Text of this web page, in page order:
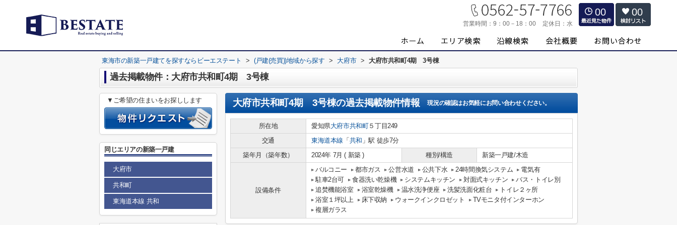
営業時間： 9：00－18：00 定休日： 水
00 00
東海市の新築一戸建てを探すならビーエステート > (戸建(売買))地域から探す > 大府市 > 大府市共和町4期 3号棟
過去掲載物件：大府市共和町4期 3号棟
大府市共和町4期 3号棟の過去掲載物件情報 現況の確認はお気軽にお問い合わせください。
所在地 愛知県大府市共和町５丁目249
交通
東海道本線 「 共和 」駅 徒歩7分
築年月（築年数）
2024年 7月 ( 新築 ) 種別/構造 新築一戸建/木造
設備条件
バルコニー 都市ガス 公営水道 公共下水 24時間換気システム
電気有
駐車2台可
食器洗い乾燥機 システムキッチン 対面式キッチン
バス・トイレ別
追焚機能浴室
浴室乾燥機 温水洗浄便座 洗髪洗面化粧台
トイレ２ヶ所
浴室１坪以上
床下収納 ウォークインクロゼット
TVモニタ付インターホン
複層ガラス
▼ご希望の住まいをお探しします
同じエリアの新築一戸建
大府市
共和町
東海道本線 共和